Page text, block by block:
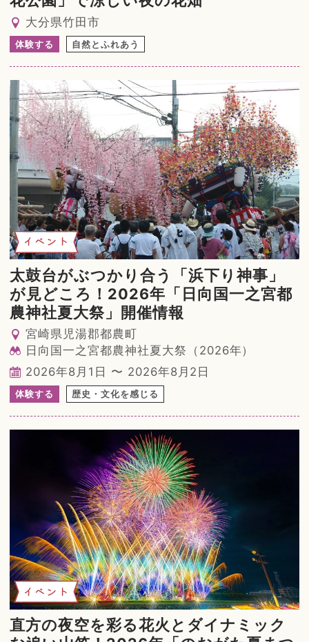
大分県竹田市
体験する 自然とふれあう
イベント
太鼓台がぶつかり合う「浜下り神事」
が見どころ！2026年「日向国一之宮都
農神社夏大祭」開催情報
宮崎県児湯郡都農町
日向国一之宮都農神社夏大祭（2026年）
2026年8月1日 〜 2026年8月2日
体験する 歴史・文化を感じる
イベント
直方の夜空を彩る花火とダイナミック